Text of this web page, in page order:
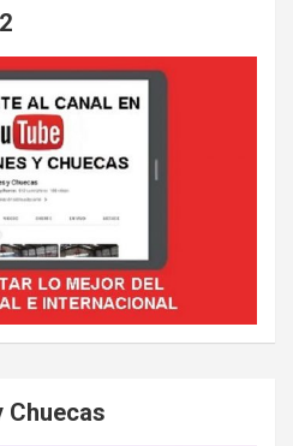
Chuecas